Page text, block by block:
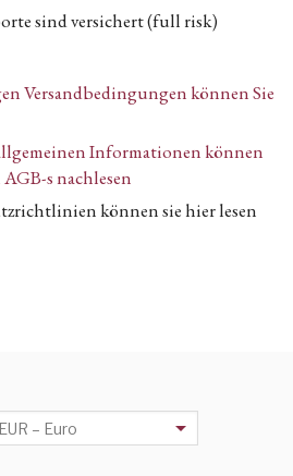
sind versichert (full risk)
Versandbedingungen können Sie
Informationen können
s nachlesen
können sie hier lesen